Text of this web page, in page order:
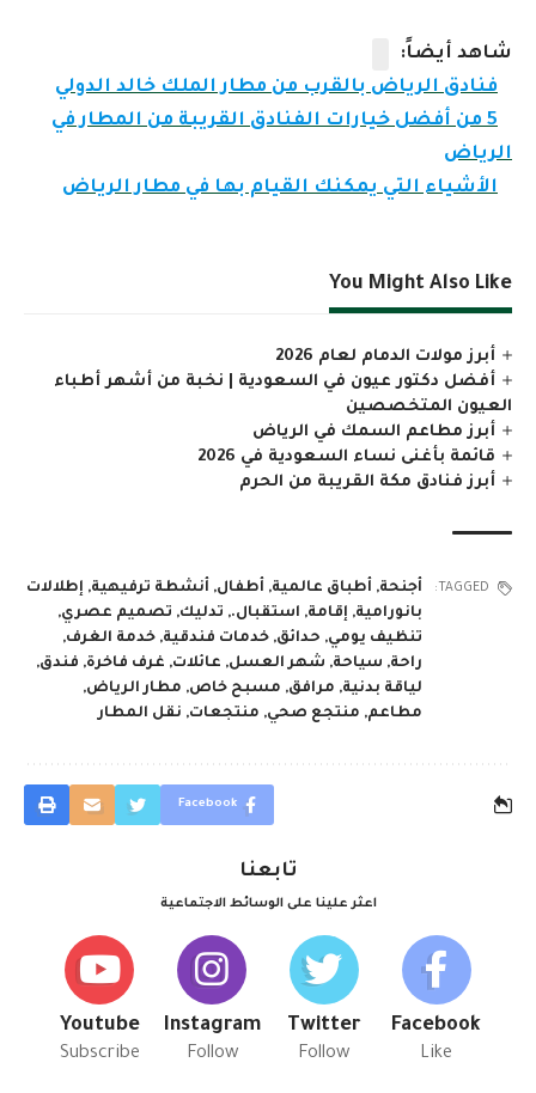
شاهد أيضاً:
فنادق الرياض بالقرب من مطار الملك خالد الدولي
5 من أفضل خيارات الفنادق القريبة من المطار في
الرياض
الأشياء التي يمكنك القيام بها في مطار الرياض
You Might Also Like
أبرز مولات الدمام لعام 2026
أفضل دكتور عيون في السعودية | نخبة من أشهر أطباء
العيون المتخصصين
أبرز مطاعم السمك في الرياض
قائمة بأغنى نساء السعودية في 2026
أبرز فنادق مكة القريبة من الحرم
TAGGED: أجنحة, أطباق عالمية, أطفال, أنشطة ترفيهية, إطلالات
بانورامية, إقامة, استقبال., تدليك, تصميم عصري,
تنظيف يومي, حدائق, خدمات فندقية, خدمة الغرف,
راحة, سياحة, شهر العسل, عائلات, غرف فاخرة, فندق,
لياقة بدنية, مرافق, مسبح خاص, مطار الرياض,
مطاعم, منتجع صحي, منتجعات, نقل المطار
Facebook
تابعنا
اعثر علينا على الوسائط الاجتماعية
Facebook
Like
Twitter
Follow
Instagram
Follow
Youtube
Subscribe